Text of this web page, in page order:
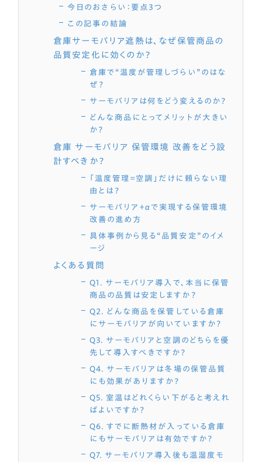
今日のおさらい：要点3つ
この記事の結論
倉庫サーモバリア遮熱は、なぜ保管商品の
品質安定化に効くのか？
倉庫で“温度が管理しづらい”のはな
ぜ？
サーモバリアは何をどう変えるのか？
どんな商品にとってメリットが大きい
か？
倉庫 サーモバリア 保管環境 改善をどう設
計すべきか？
「温度管理＝空調」だけに頼らない理
由とは？
サーモバリア＋αで実現する保管環境
改善の進め方
具体事例から見る“品質安定”のイメ
ージ
よくある質問
Q1. サーモバリア導入で、本当に保管
商品の品質は安定しますか？
Q2. どんな商品を保管している倉庫
にサーモバリアが向いていますか？
Q3. サーモバリアと空調のどちらを優
先して導入すべきですか？
Q4. サーモバリアは冬場の保管品質
にも効果がありますか？
Q5. 室温はどれくらい下がると考えれ
ばよいですか？
Q6. すでに断熱材が入っている倉庫
にもサーモバリアは有効ですか？
Q7. サーモバリア導入後も温湿度モ